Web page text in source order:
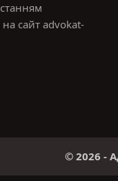
сайт advokat-
© 2026 -